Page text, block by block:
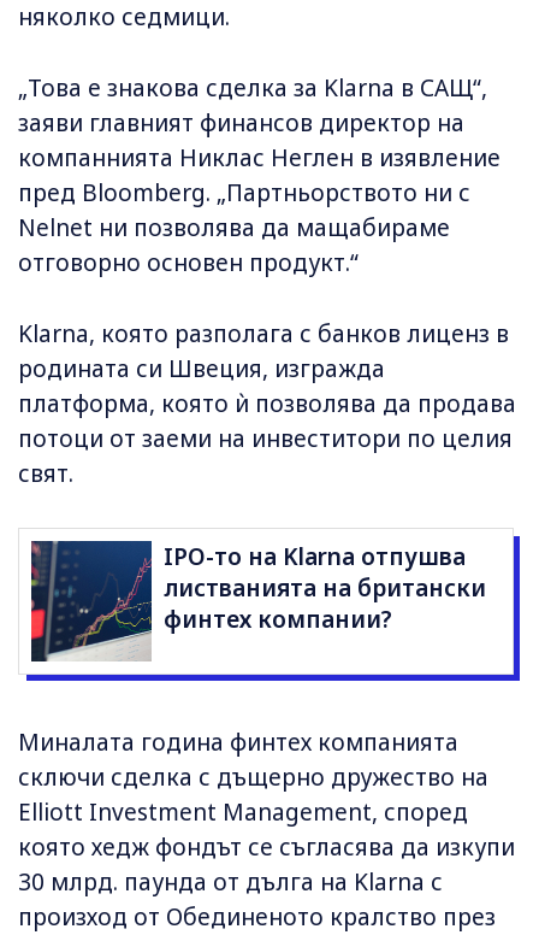
няколко седмици.
„Това е знакова сделка за Klarna в САЩ“,
заяви главният финансов директор на
компаннията Никлас Неглен в изявление
пред Bloomberg. „Партньорството ни с
Nelnet ни позволява да мащабираме
отговорно основен продукт.“
Klarna, която разполага с банков лиценз в
родината си Швеция, изгражда
платформа, която ѝ позволява да продава
потоци от заеми на инвеститори по целия
свят.
IPO-то на Klarna отпушва
листванията на британски
финтех компании?
Миналата година финтех компанията
сключи сделка с дъщерно дружество на
Elliott Investment Management, според
която хедж фондът се съгласява да изкупи
30 млрд. паунда от дълга на Klarna с
произход от Обединеното кралство през